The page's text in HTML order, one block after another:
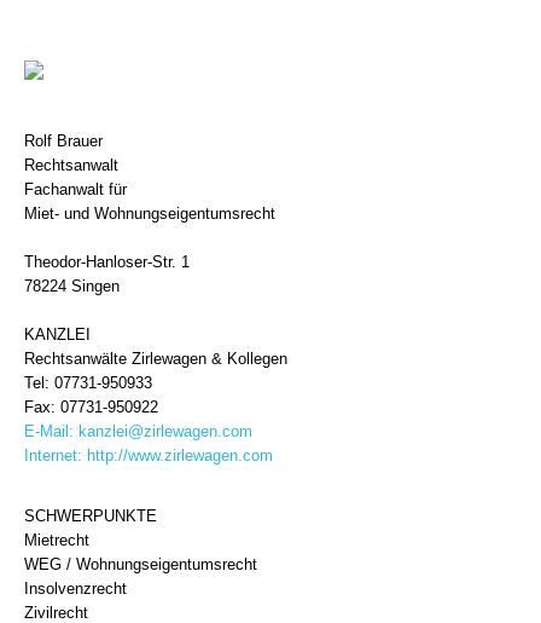
Beitritt zum Verein
Rolf Brauer
Rechtsanwalt
Fachanwalt für
Miet- und Wohnungseigentumsrecht
Theodor-Hanloser-Str. 1
78224 Singen
KANZLEI
Rechtsanwälte Zirlewagen & Kollegen
Tel: 07731-950933
Fax: 07731-950922
E-Mail: kanzlei@zirlewagen.com
Internet: http://www.zirlewagen.com
SCHWERPUNKTE
Mietrecht
WEG / Wohnungseigentumsrecht
Insolvenzrecht
Zivilrecht